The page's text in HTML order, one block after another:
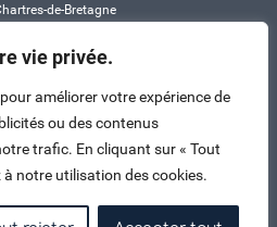
vie privée.
améliorer votre expérience de
ou des contenus
trafic. En cliquant sur « Tout
notre utilisation des cookies.
de-Bretagne
congés d’été :
et de 14h à 17h
à 12h et de 15h à 17h